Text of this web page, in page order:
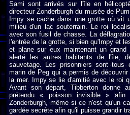
Sami sont arrivés sur l'île en
directeur Zonderburgh du musée de
Impy se cache dans une grotte où vit
milieu d'un lac souterrain. Le roi
avec son fusil de chasse. La
l'entrée de la grotte, si bien qu'Impy et
et plane sur eux maintenant un grand
alerté les autres habitants de l'île,
sauvetage. Les prisonniers sont tous
marin de Peg qui a permis de
la mer. Impy se lie d'amitié avec le roi
Avant son départ, Tibberton donne
prétendu « poisson invisible »
Zonderburgh, même si ce n'est qu'un
gardée secrète afin qu'il puisse grandir